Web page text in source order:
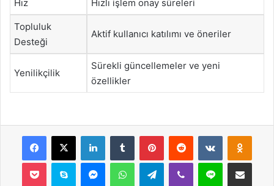
Hız Hızlı işlem onay süreleri
Topluluk
Desteği
Aktif kullanıcı katılımı ve öneriler
Yenilikçilik
Sürekli güncellemeler ve yeni
özellikler
Facebook
X LinkedInTumblr PinterestReddit VKontakte
Pocket Skype MessengerWhatsAppTelegramViber Line E-Posta ile